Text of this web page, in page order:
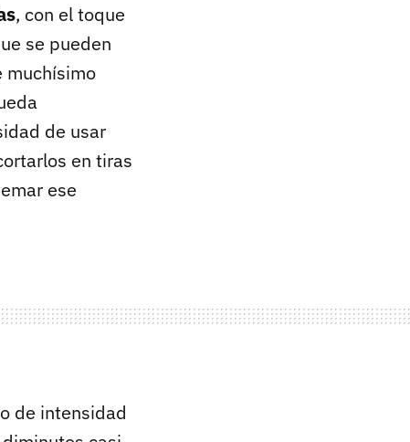
, con el toque
se pueden
muchísimo
de usar
en tiras
ese
de intensidad